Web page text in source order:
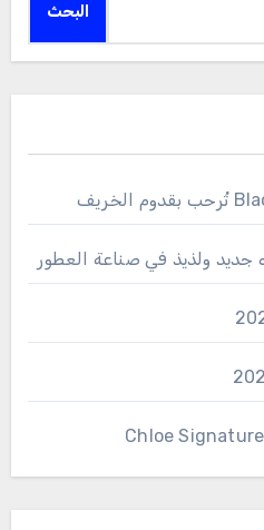
البحث
جديد ولذيذ في صناعة العطور